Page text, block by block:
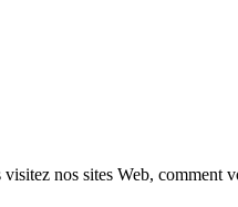
nos sites Web, comment